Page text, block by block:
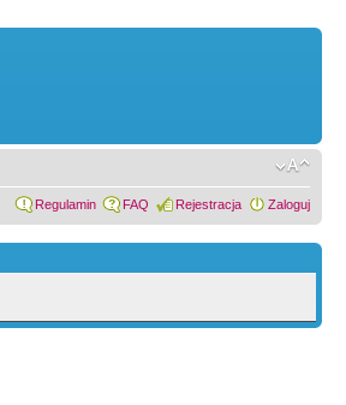
Regulamin FAQ Rejestracja Zaloguj